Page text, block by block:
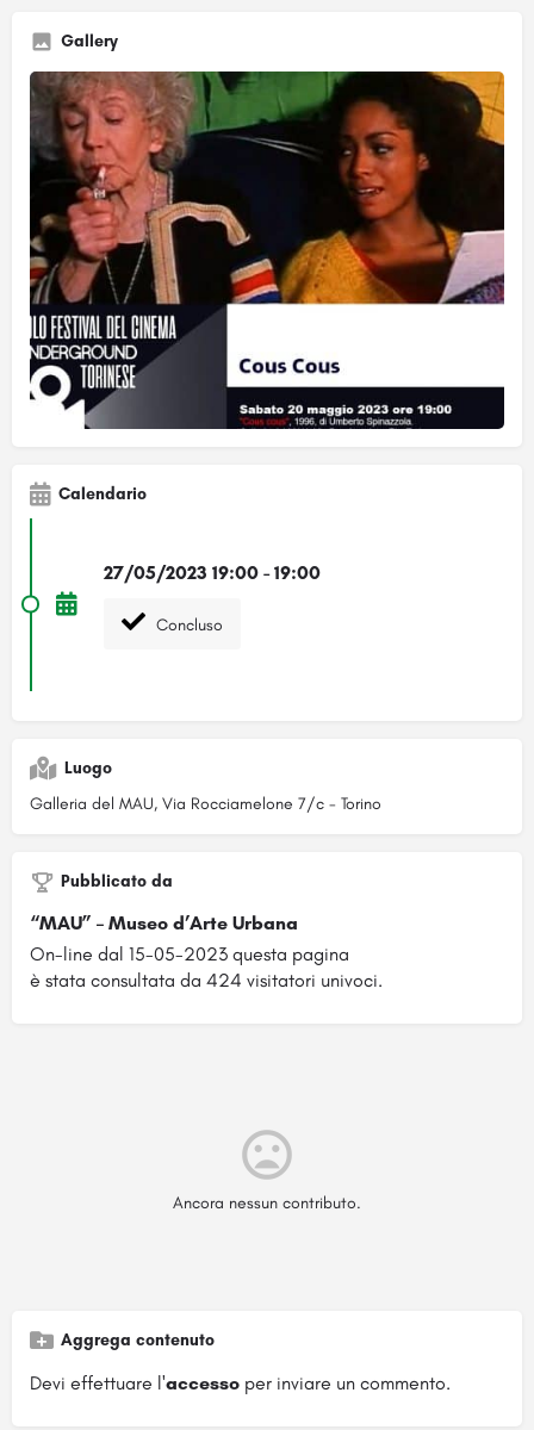
Gallery
Calendario
27/05/2023 19:00 - 19:00
Concluso
Luogo
Galleria del MAU, Via Rocciamelone 7/c - Torino
Pubblicato da
“MAU” – Museo d’Arte Urbana
On-line dal 15-05-2023 questa pagina
è stata consultata da 424 visitatori univoci.
Ancora nessun contributo.
Aggrega contenuto
Devi effettuare l'accesso per inviare un commento.